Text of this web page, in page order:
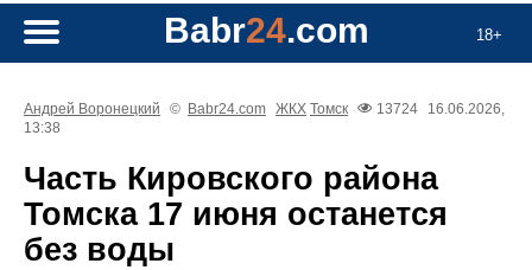
18+
Babr24.com
Андрей Воронецкий © Babr24.com ЖКХ Томск 13724
16.06.2026,
13:38
Часть Кировского района
Томска 17 июня останется
без воды